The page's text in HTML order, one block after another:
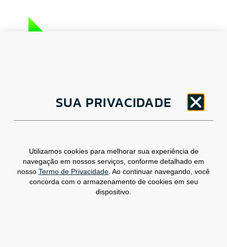
Av. Brigadeiro Faria Lima, 1779 – 5
Andar
Jardim Paulistano, São Paulo/ SP – CEP: 01452-
Assessoria de imprensa: imprensa@csdbr.com
SUA PRIVACIDADE
Utilizamos cookies para melhorar sua experiência de
navegação em nossos serviços, conforme detalhado em
nosso Termo de Privacidade . Ao continuar navegando, você
concorda com o armazenamento de cookies em seu
dispositivo.